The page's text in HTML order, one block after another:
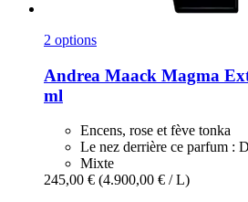
2 options
Andrea Maack Magma
ml
Encens, rose et fève tonka
Le nez derrière ce parfum :
Mixte
245,00 € (4.900,00 € / L)